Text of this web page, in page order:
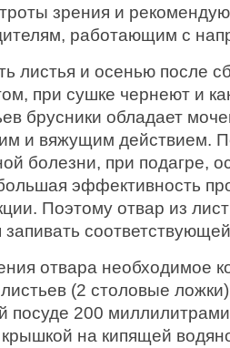
зрения и
работающим с
листья и осенью после
при сушке чернеют и
брусники обладает
и вяжущим действием.
болезни, при подагре,
эффективность
Поэтому отвар из
запивать
отвара необходимое
(2 столовые
посуде 200 миллилитрами
на кипящей